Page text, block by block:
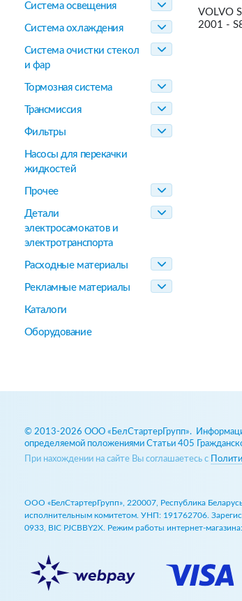
Система освещения
Система охлаждения
Система очистки стекол
и фар
Тормозная система
Трансмиссия
Фильтры
Насосы для перекачки
жидкостей
Прочее
Детали
электросамокатов и
электротранспорта
Расходные материалы
Рекламные материалы
Каталоги
Оборудование
VOLVO
2001 -
© 2013-2026 ООО «БелСтартерГрупп».
определяемой положениями Статьи 405
При нахождении на сайте Вы соглашаетесь с
ООО «БелСтартерГрупп», 220007, Республика
исполнительным комитетом. УНП: 191762706.
0933, BIC PJCBBY2X. Режим работы интернет-